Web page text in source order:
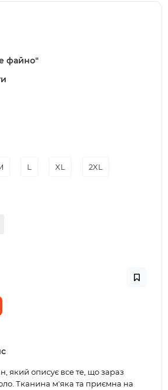
файно"
L XL 2XL
який описує все те, що зараз
Тканина м'яка та приємна на